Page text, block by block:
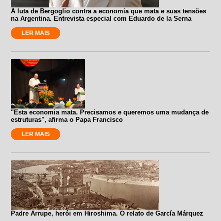
A luta de Bergoglio contra a economia que mata e suas tensões
na Argentina. Entrevista especial com Eduardo de la Serna
LER MAIS
"Esta economia mata. Precisamos e queremos uma mudança de
estruturas", afirma o Papa Francisco
LER MAIS
Padre Arrupe, herói em Hiroshima. O relato de García Márquez